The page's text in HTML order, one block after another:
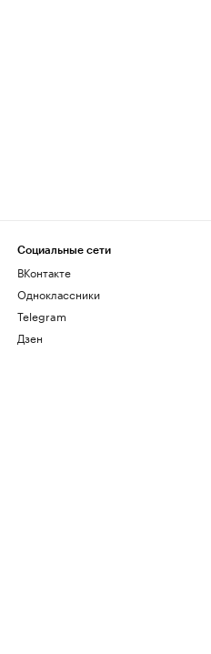
Социальные сети
ВКонтакте
Одноклассники
Telegram
Дзен